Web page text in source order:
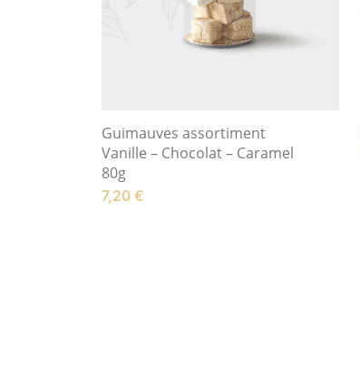
Guimauves assortiment
Vanille – Chocolat – Caramel
80g
7,20 €